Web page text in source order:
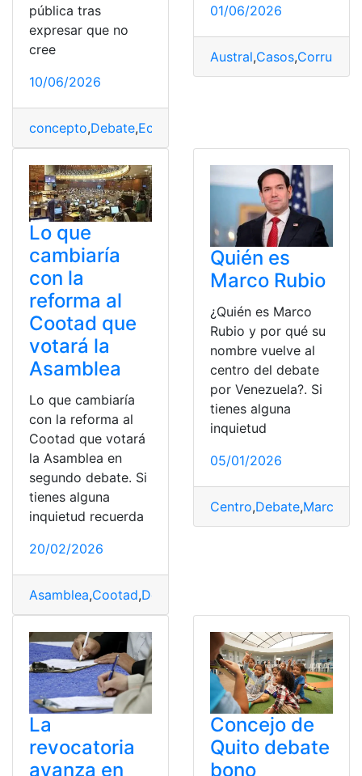
pública tras
expresar que no
cree
10/06/2026
concepto,Debate,Ecuador
01/06/2026
Austral,Casos,
Lo que
cambiaría
con la
reforma al
Cootad que
votará la
Asamblea
Lo que cambiaría
con la reforma al
Cootad que votará
la Asamblea en
segundo debate. Si
tienes alguna
inquietud recuerda
20/02/2026
Asamblea,Cootad,Debate
Quién es
Marco Rubio
¿Quién es Marco
Rubio y por qué su
nombre vuelve al
centro del debate
por Venezuela?. Si
tienes alguna
inquietud
05/01/2026
Centro,Debate,Marco
La
revocatoria
avanza en
Concejo de
Quito debate
bono